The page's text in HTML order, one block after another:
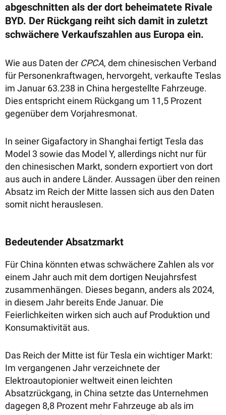
abgeschnitten als der dort beheimatete Rivale
BYD. Der Rückgang reiht sich damit in zuletzt
schwächere Verkaufszahlen aus Europa ein.
Wie aus Daten der CPCA, dem chinesischen Verband
für Personenkraftwagen, hervorgeht, verkaufte Teslas
im Januar 63.238 in China hergestellte Fahrzeuge.
Dies entspricht einem Rückgang um 11,5 Prozent
gegenüber dem Vorjahresmonat.
In seiner Gigafactory in Shanghai fertigt Tesla das
Model 3 sowie das Model Y, allerdings nicht nur für
den chinesischen Markt, sondern exportiert von dort
aus auch in andere Länder. Aussagen über den reinen
Absatz im Reich der Mitte lassen sich aus den Daten
somit nicht herauslesen.
Bedeutender Absatzmarkt
Für China könnten etwas schwächere Zahlen als vor
einem Jahr auch mit dem dortigen Neujahrsfest
zusammenhängen. Dieses begann, anders als 2024,
in diesem Jahr bereits Ende Januar. Die
Feierlichkeiten wirken sich auch auf Produktion und
Konsumaktivität aus.
Das Reich der Mitte ist für Tesla ein wichtiger Markt:
Im vergangenen Jahr verzeichnete der
Elektroautopionier weltweit einen leichten
Absatzrückgang, in China setzte das Unternehmen
dagegen 8,8 Prozent mehr Fahrzeuge ab als im